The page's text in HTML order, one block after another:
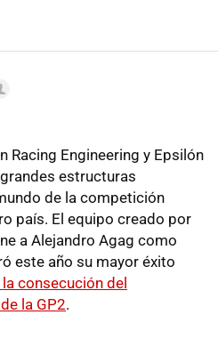
Racing Engineering y Epsilón
estructuras
de la competición
país. El equipo creado por
a Alejandro Agag como
este año su mayor éxito
la consecución del
la GP2.